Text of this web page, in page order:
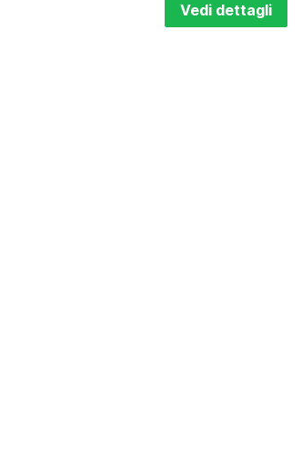
Vedi dettagli